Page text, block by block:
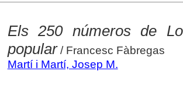
Els 250 números de
popular/ Francesc Fàbregas
Martí i Martí, Josep M.